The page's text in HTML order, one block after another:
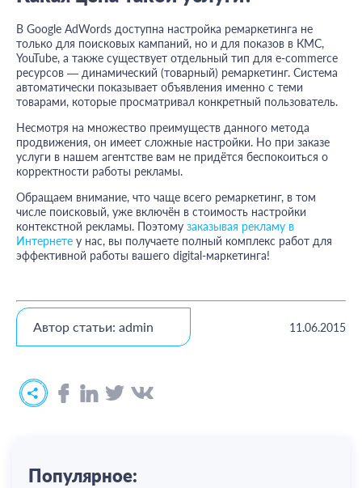
В Google AdWords доступна настройка ремаркетинга не
только для поисковых кампаний, но и для показов в КМС,
YouTube, а также существует отдельный тип для e-commerce
ресурсов — динамический (товарный) ремаркетинг. Система
автоматически показывает объявления именно с теми
товарами, которые просматривал конкретный пользователь.
Несмотря на множество преимуществ данного метода
продвижения, он имеет сложные настройки. Но при заказе
услуги в нашем агентстве вам не придётся беспокоиться о
корректности работы рекламы.
Обращаем внимание, что чаще всего ремаркетинг, в том
числе поисковый, уже включён в стоимость настройки
контекстной рекламы. Поэтому заказывая рекламу в
Интернете у нас, вы получаете полный комплекс работ для
эффективной работы вашего digital-маркетинга!
Автор статьи: admin 11.06.2015
Популярное: